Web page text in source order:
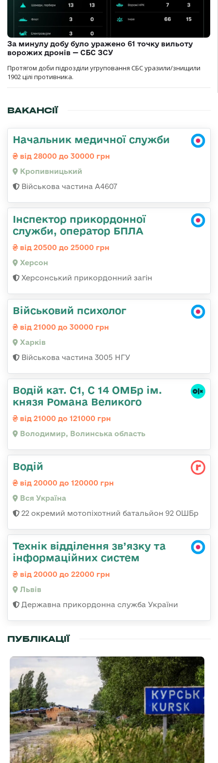
За минулу добу було уражено 61 точку вильоту
ворожих дронів — СБС ЗСУ
Протягом доби підрозділи угруповання СБС уразили/знищили
1902 цілі противника.
ВАКАНСІЇ
Начальник медичної служби
від 28000 до 30000 грн
Кропивницький
Військова частина А4607
Інспектор прикордонної
служби, оператор БПЛА
від 20500 до 25000 грн
Херсон
Херсонський прикордонний загін
Військовий психолог
від 21000 до 30000 грн
Харків
Військова частина 3005 НГУ
Водій кат. С1, С 14 ОМБр ім.
князя Романа Великого
від 21000 до 121000 грн
Володимир, Волинська область
Водій
від 20000 до 120000 грн
Вся Україна
22 окремий мотопіхотний батальйон 92 ОШБр
Технік відділення зв’язку та
інформаційних систем
від 20000 до 22000 грн
Львів
Державна прикордонна служба України
ПУБЛІКАЦІЇ